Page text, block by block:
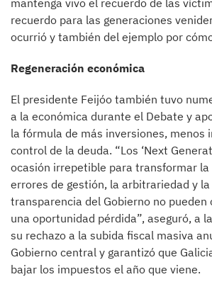
mantenga vivo el recuerdo de las
recuerdo para las generaciones
ocurrió y también del ejemplo por
Regeneración económica
El presidente Feijóo también tuvo
a la económica durante el Debate y
la fórmula de más inversiones, menos
control de la deuda. “Los ‘Next
ocasión irrepetible para transformar la
errores de gestión, la arbitrariedad y
transparencia del Gobierno no pueden
una oportunidad pérdida”, aseguró, a
su rechazo a la subida fiscal masiva
Gobierno central y garantizó que
bajar los impuestos el año que viene.